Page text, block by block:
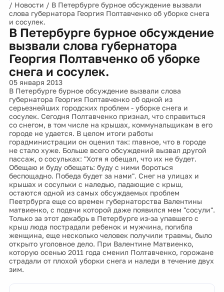
/ Новости / В Петербурге бурное обсуждение вызвали
слова губернатора Георгия Полтавченко об уборке снега
и сосулек.
В Петербурге бурное обсуждение
вызвали слова губернатора
Георгия Полтавченко об уборке
снега и сосулек.
05 января 2013
В Петербурге бурное обсуждение вызвали слова
губернатора Георгия Полтавченко об одной из
серьезнейших городских проблем - уборке снега и
сосулек. Сегодня Полтавченко признал, что справиться
со снегом, в том числе на крышах, коммунальщикам в его
городе не удается. В целом итоги работы
горадминистрации он оценил так: главное, что в городе
не стало хуже. Больше всего обсуждений вызвал другой
пассаж, о сосульках: "Хотя я обещал, что их не будет.
Обещаю и буду обещать: буду с ними бороться
беспощадно. Победа будет за нами". Снег на улицах и
крышах и сосульки с наледью, падающие с крыш,
остаются одной из самых обсуждаемых проблем
Пеетрбурга еще со времен губернаторства Валентины
матвиенко, с подвчи которой даже появился мем "сосули".
Только за этот декабрь в Петербурге из-за упавшего с
крыш люда пострадали ребенок и мужчина, погибла
женщина, еще несколько человек получили травмы, было
открыто уголовное дело. При Валентине Матвиенко,
которую осенью 2011 года сменил Полтавченко, горожане
страдали от плохой уборки снега и наледи в течение двух
зим.